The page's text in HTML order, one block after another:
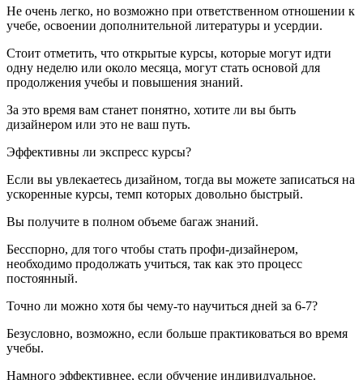
Не очень легко, но возможно при ответственном отношении к
учебе, освоении дополнительной литературы и усердии.
Стоит отметить, что открытые курсы, которые могут идти
одну неделю или около месяца, могут стать основой для
продолжения учебы и повышения знаний.
За это время вам станет понятно, хотите ли вы быть
дизайнером или это не ваш путь.
Эффективны ли экспресс курсы?
Если вы увлекаетесь дизайном, тогда вы можете записаться на
ускоренные курсы, темп которых довольно быстрый.
Вы получите в полном объеме багаж знаний.
Бесспорно, для того чтобы стать профи-дизайнером,
необходимо продолжать учиться, так как это процесс
постоянный.
Точно ли можно хотя бы чему-то научиться дней за 6-7?
Безусловно, возможно, если больше практиковаться во время
учебы.
Намного эффективнее, если обучение индивидуальное.